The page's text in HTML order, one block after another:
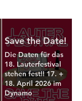
Save the Date!
Die Daten für das
18. Lauterfestival
stehen fest!! 17. +
18. April 2026 im
Dynamo
Lauter auf